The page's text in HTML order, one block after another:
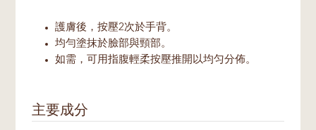
護膚後，按壓2次於手背。
均勻塗抹於臉部與頸部。
如需，可用指腹輕柔按壓推開以均匀分佈。
主要成分